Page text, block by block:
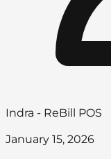
Indra - ReBill POS
January 15, 2026